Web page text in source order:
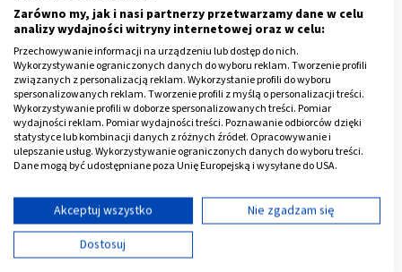
Jak zrobić hybrydy bez lampy?
Hybryda bez lampy
Zarówno my, jak i nasi partnerzy przetwarzamy dane w celu
analizy wydajności witryny internetowej oraz w celu:
Przechowywanie informacji na urządzeniu lub dostęp do nich.
Wykorzystywanie ograniczonych danych do wyboru reklam. Tworzenie profili
związanych z personalizacją reklam. Wykorzystanie profili do wyboru
spersonalizowanych reklam. Tworzenie profili z myślą o personalizacji treści.
Wykorzystywanie profili w doborze spersonalizowanych treści. Pomiar
wydajności reklam. Pomiar wydajności treści. Poznawanie odbiorców dzięki
statystyce lub kombinacji danych z różnych źródeł. Opracowywanie i
ulepszanie usług. Wykorzystywanie ograniczonych danych do wyboru treści.
Dane mogą być udostępniane poza Unię Europejską i wysyłane do USA.
Wyświetl listę partnerów (11 dostawców IAB)
Używamy Twoich danych w następujących celach:
Cele przetwarzania IAB:
Akceptuj wszystko
Nie zgadzam się
Dostosuj